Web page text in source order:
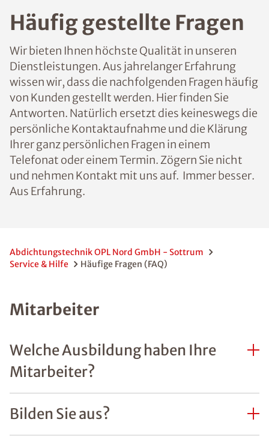
Häufig gestellte Fragen
Wir bieten Ihnen höchste Qualität in unseren
Dienstleistungen. Aus jahrelanger Erfahrung
wissen wir, dass die nachfolgenden Fragen häufig
von Kunden gestellt werden. Hier finden Sie
Antworten. Natürlich ersetzt dies keineswegs die
persönliche Kontaktaufnahme und die Klärung
Ihrer ganz persönlichen Fragen in einem
Telefonat oder einem Termin. Zögern Sie nicht
und nehmen Kontakt mit uns auf. Immer besser.
Aus Erfahrung.
Abdichtungstechnik OPL Nord GmbH - Sottrum
Service & Hilfe
Häufige Fragen (FAQ)
Mitarbeiter
Welche Ausbildung haben Ihre
Mitarbeiter?
Bilden Sie aus?